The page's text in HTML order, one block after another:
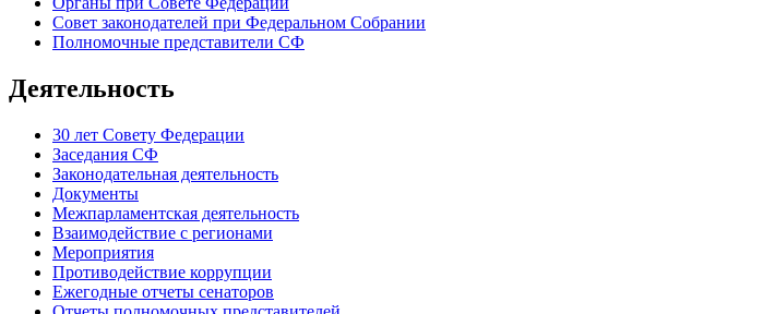
Совет законодателей при Федеральном Собрании
Полномочные представители СФ
Деятельность
30 лет Совету Федерации
Заседания СФ
Законодательная деятельность
Документы
Межпарламентская деятельность
Взаимодействие с регионами
Мероприятия
Противодействие коррупции
Ежегодные отчеты сенаторов